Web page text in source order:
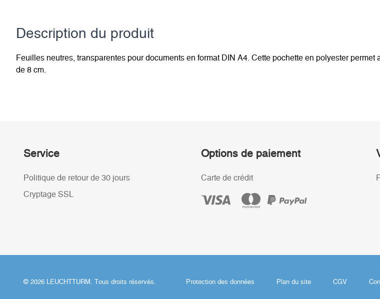
Description du­ produit
Feuilles neutres, transparentes pour documents en format DIN A4. Cette pochette en polyester
de 8 cm.
Service
Politique de retour de 30 jours
Cryptage SSL
Options de paiement
Carte de crédit
Protection des données Plan du site CGV
© 2026 LEUCHTTURM. Tous droits réservés.